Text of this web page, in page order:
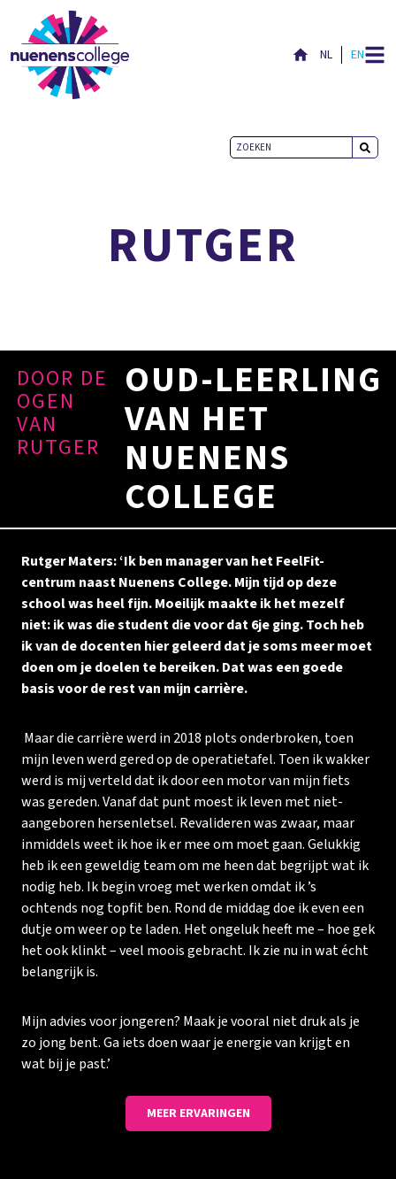
NL EN
AANGENAAM
RUTGER
DOOR DE
OGEN
VAN
RUTGER
OUD-LEERLING
VAN HET
NUENENS
COLLEGE
Rutger Maters: ‘Ik ben manager van het FeelFit-
centrum naast Nuenens College. Mijn tijd op deze
school was heel fijn. Moeilijk maakte ik het mezelf
niet: ik was die student die voor dat 6je ging. Toch heb
ik van de docenten hier geleerd dat je soms meer moet
doen om je doelen te bereiken. Dat was een goede
basis voor de rest van mijn carrière.
Maar die carrière werd in 2018 plots onderbroken, toen
mijn leven werd gered op de operatietafel. Toen ik wakker
werd is mij verteld dat ik door een motor van mijn fiets
was gereden. Vanaf dat punt moest ik leven met niet-
aangeboren hersenletsel. Revalideren was zwaar, maar
inmiddels weet ik hoe ik er mee om moet gaan. Gelukkig
heb ik een geweldig team om me heen dat begrijpt wat ik
nodig heb. Ik begin vroeg met werken omdat ik ’s
ochtends nog topfit ben. Rond de middag doe ik even een
dutje om weer op te laden. Het ongeluk heeft me – hoe gek
het ook klinkt – veel moois gebracht. Ik zie nu in wat écht
belangrijk is.
Mijn advies voor jongeren? Maak je vooral niet druk als je
zo jong bent. Ga iets doen waar je energie van krijgt en
wat bij je past.’
MEER ERVARINGEN